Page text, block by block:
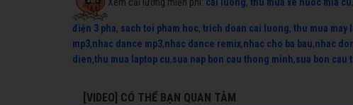
điện 3 pha, sach toi pham hoc, trich doan cai luong, thu mua may
mp3,nhac dance mp3,nhac dance remix,nhac cho ba bau,nhac
dien,thu mua laptop cu,sua nap bon cau thong minh,sua bon cau
[VIDEO] CÓ THỂ BẠN QUAN TÂM